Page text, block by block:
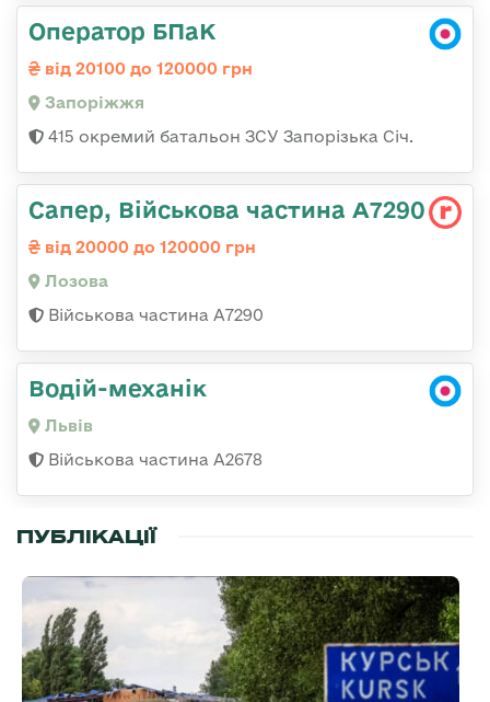
Оператор БПаК
від 20100 до 120000 грн
Запоріжжя
415 окремий батальон ЗСУ Запорізька Січ.
Сапер, Військова частина А7290
від 20000 до 120000 грн
Лозова
Військова частина А7290
Водій-механік
Львів
Військова частина А2678
ПУБЛІКАЦІЇ